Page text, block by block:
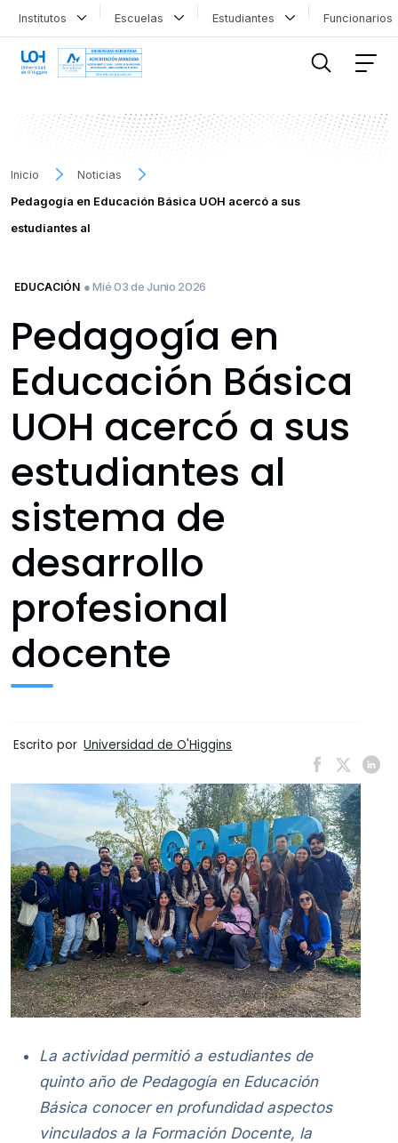
Institutos Escuelas Estudiantes
Inicio
Noticias
Pedagogía en Educación Básica UOH acercó a sus
estudiantes al
EDUCACIÓN ● Mié 03 de Junio 2026
Pedagogía en
Educación Básica
UOH acercó a sus
estudiantes al
sistema de
desarrollo
profesional
docente
Escrito por Universidad de O'Higgins
La actividad permitió a estudiantes de
quinto año de Pedagogía en Educación
Básica conocer en profundidad aspectos
vinculados a la Formación Docente, la